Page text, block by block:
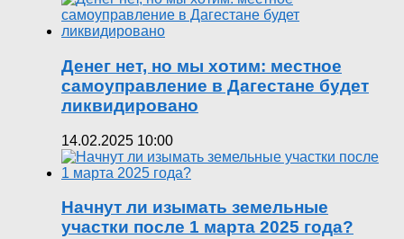
Денег нет, но мы хотим: местное
самоуправление в Дагестане будет
ликвидировано
14.02.2025 10:00
Начнут ли изымать земельные
участки после 1 марта 2025 года?